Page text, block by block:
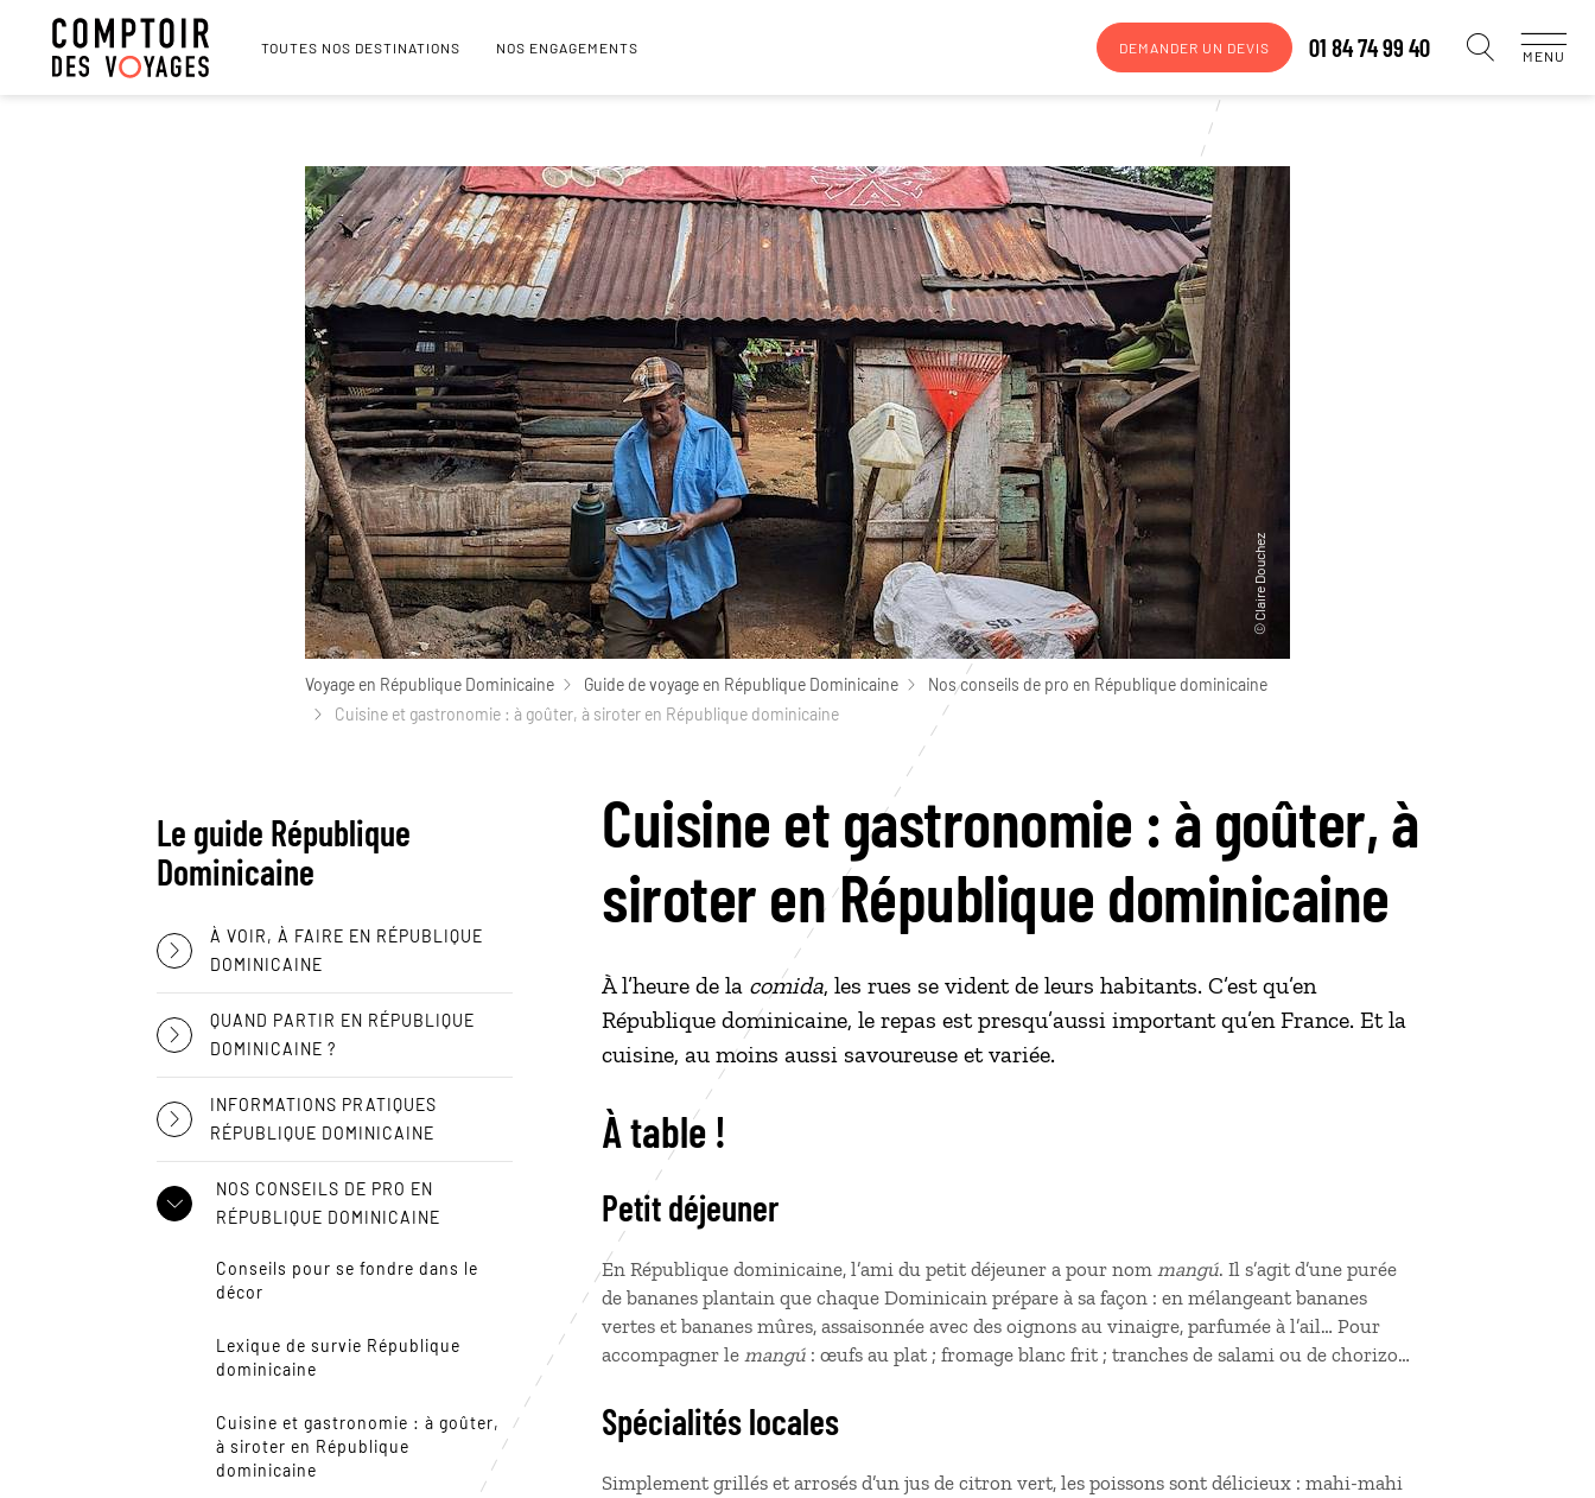
TOUTES NOS DESTINATIONS NOS ENGAGEMENTS DEMANDER UN DEVIS 01 84 74 99 40 MENU
Voyage en République Dominicaine Guide de voyage en République Dominicaine
Nos conseils de pro en République dominicaine
Cuisine et gastronomie : à goûter, à siroter en République dominicaine
Le guide République
Dominicaine
À VOIR, À FAIRE EN RÉPUBLIQUE
DOMINICAINE
QUAND PARTIR EN RÉPUBLIQUE
DOMINICAINE ?
INFORMATIONS PRATIQUES
RÉPUBLIQUE DOMINICAINE
NOS CONSEILS DE PRO EN
RÉPUBLIQUE DOMINICAINE
Conseils pour se fondre dans le
décor
Lexique de survie République
dominicaine
Cuisine et gastronomie : à goûter,
à siroter en République
dominicaine
Cuisine et gastronomie : à goûter, à
siroter en République dominicaine
À l’heure de la comida, les rues se vident de leurs habitants. C’est qu’en
République dominicaine, le repas est presqu’aussi important qu’en France. Et la
cuisine, au moins aussi savoureuse et variée.
À table !
Petit déjeuner
En République dominicaine, l’ami du petit déjeuner a pour nom mangú. Il s’agit d’une purée
de bananes plantain que chaque Dominicain prépare à sa façon : en mélangeant bananes
vertes et bananes mûres, assaisonnée avec des oignons au vinaigre, parfumée à l’ail… Pour
accompagner le mangú : œufs au plat ; fromage blanc frit ; tranches de salami ou de chorizo…
Spécialités locales
Simplement grillés et arrosés d’un jus de citron vert, les poissons sont délicieux : mahi-mahi